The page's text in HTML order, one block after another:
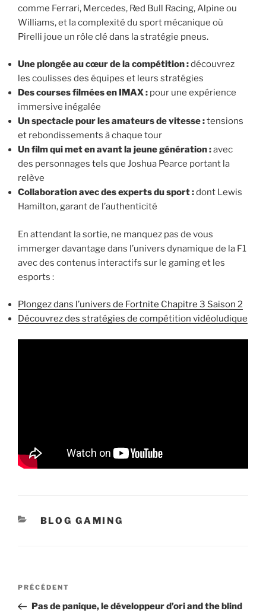
comme Ferrari, Mercedes, Red Bull Racing, Alpine ou
Williams, et la complexité du sport mécanique où
Pirelli joue un rôle clé dans la stratégie pneus.
Une plongée au cœur de la compétition :découvrez
les coulisses des équipes et leurs stratégies
Des courses filmées en IMAX : pour une expérience
immersive inégalée
Un spectacle pour les amateurs de vitesse :tensions
et rebondissements à chaque tour
Un film qui met en avant la jeune génération :avec
des personnages tels que Joshua Pearce portant la
relève
Collaboration avec des experts du sport :dont Lewis
Hamilton, garant de l’authenticité
En attendant la sortie, ne manquez pas de vous
immerger davantage dans l’univers dynamique de la F1
avec des contenus interactifs sur le gaming et les
esports :
Plongez dans l’univers de Fortnite Chapitre 3 Saison 2
Découvrez des stratégies de compétition vidéoludique
CATÉGORIES
BLOG GAMING
Navigation
Article
précédent
PRÉCÉDENT
Pas de panique, le développeur d’ori and the blind